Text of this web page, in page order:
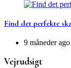
Find det perfekte
9 måneder ago
Vejrudsigt